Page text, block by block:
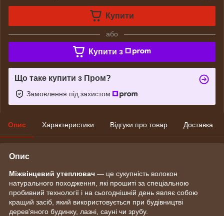
Купити
або
Купити з
Що таке купити з Пром?
Замовлення під захистом
Опис Характеристики Відгуки про товар Доставка
Опис
Міжвінцевий утеплювач — це сукупність волокон
натурального походження, які прошиті за спеціальною
пробивний технології і на сьогоднішній день являє собою
кращий засіб, який використовується при будівництві
дерев'яного будинку, лазні, сауні чи зрубу.